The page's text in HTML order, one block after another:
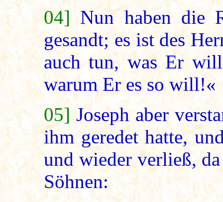
04]Nun haben die
gesandt; es ist des
auch tun, was Er
warum Er es so will!«
05] Joseph aber
ihm geredet hatte,
und wieder verließ,
Söhnen: